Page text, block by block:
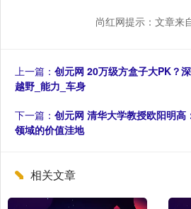
尚红网提示：文章来
上一篇： 创元网 20万级方盒子大PK？
越野_能力_车身
下一篇： 创元网 清华大学教授欧阳明高
领域的价值洼地
相关文章